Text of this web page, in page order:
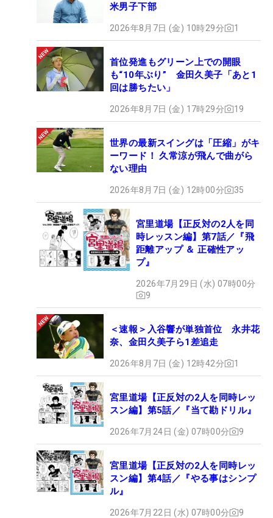
米男子下部
2026年8月7日 (金) 10時29分 1
首位発進もグリーン上での開眼
も“10年ぶり” 金田久美子「あと1
回は勝ちたい」
2026年8月7日 (金) 17時29分 19
世界の最新スイングは「圧縮」がキ
ーワード！ 久常涼が飛んで曲がら
ない理由
2026年8月7日 (金) 12時00分 35
宮里道場【正反対の2人を同
時レッスン編】第7話／『飛
距離アップ ＆ 正確性アッ
プ』
2026年7月29日 (水) 07時00分
9
＜速報＞入谷響が単独首位 永井花
奈、金田久美子ら1差追走
2026年8月7日 (金) 12時42分 1
宮里道場【正反対の2人を同時レッ
スン編】第5話／『当て勘ドリル』
2026年7月24日 (金) 07時00分 9
宮里道場【正反対の2人を同時レッ
スン編】第4話／『やる事はシンプ
ル』
2026年7月22日 (水) 07時00分 9